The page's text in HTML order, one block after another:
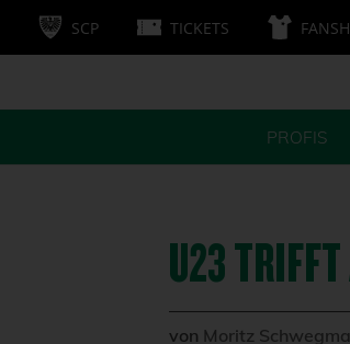
SCP TICKETS
PROFIS
U23 TRIFFT
von Moritz